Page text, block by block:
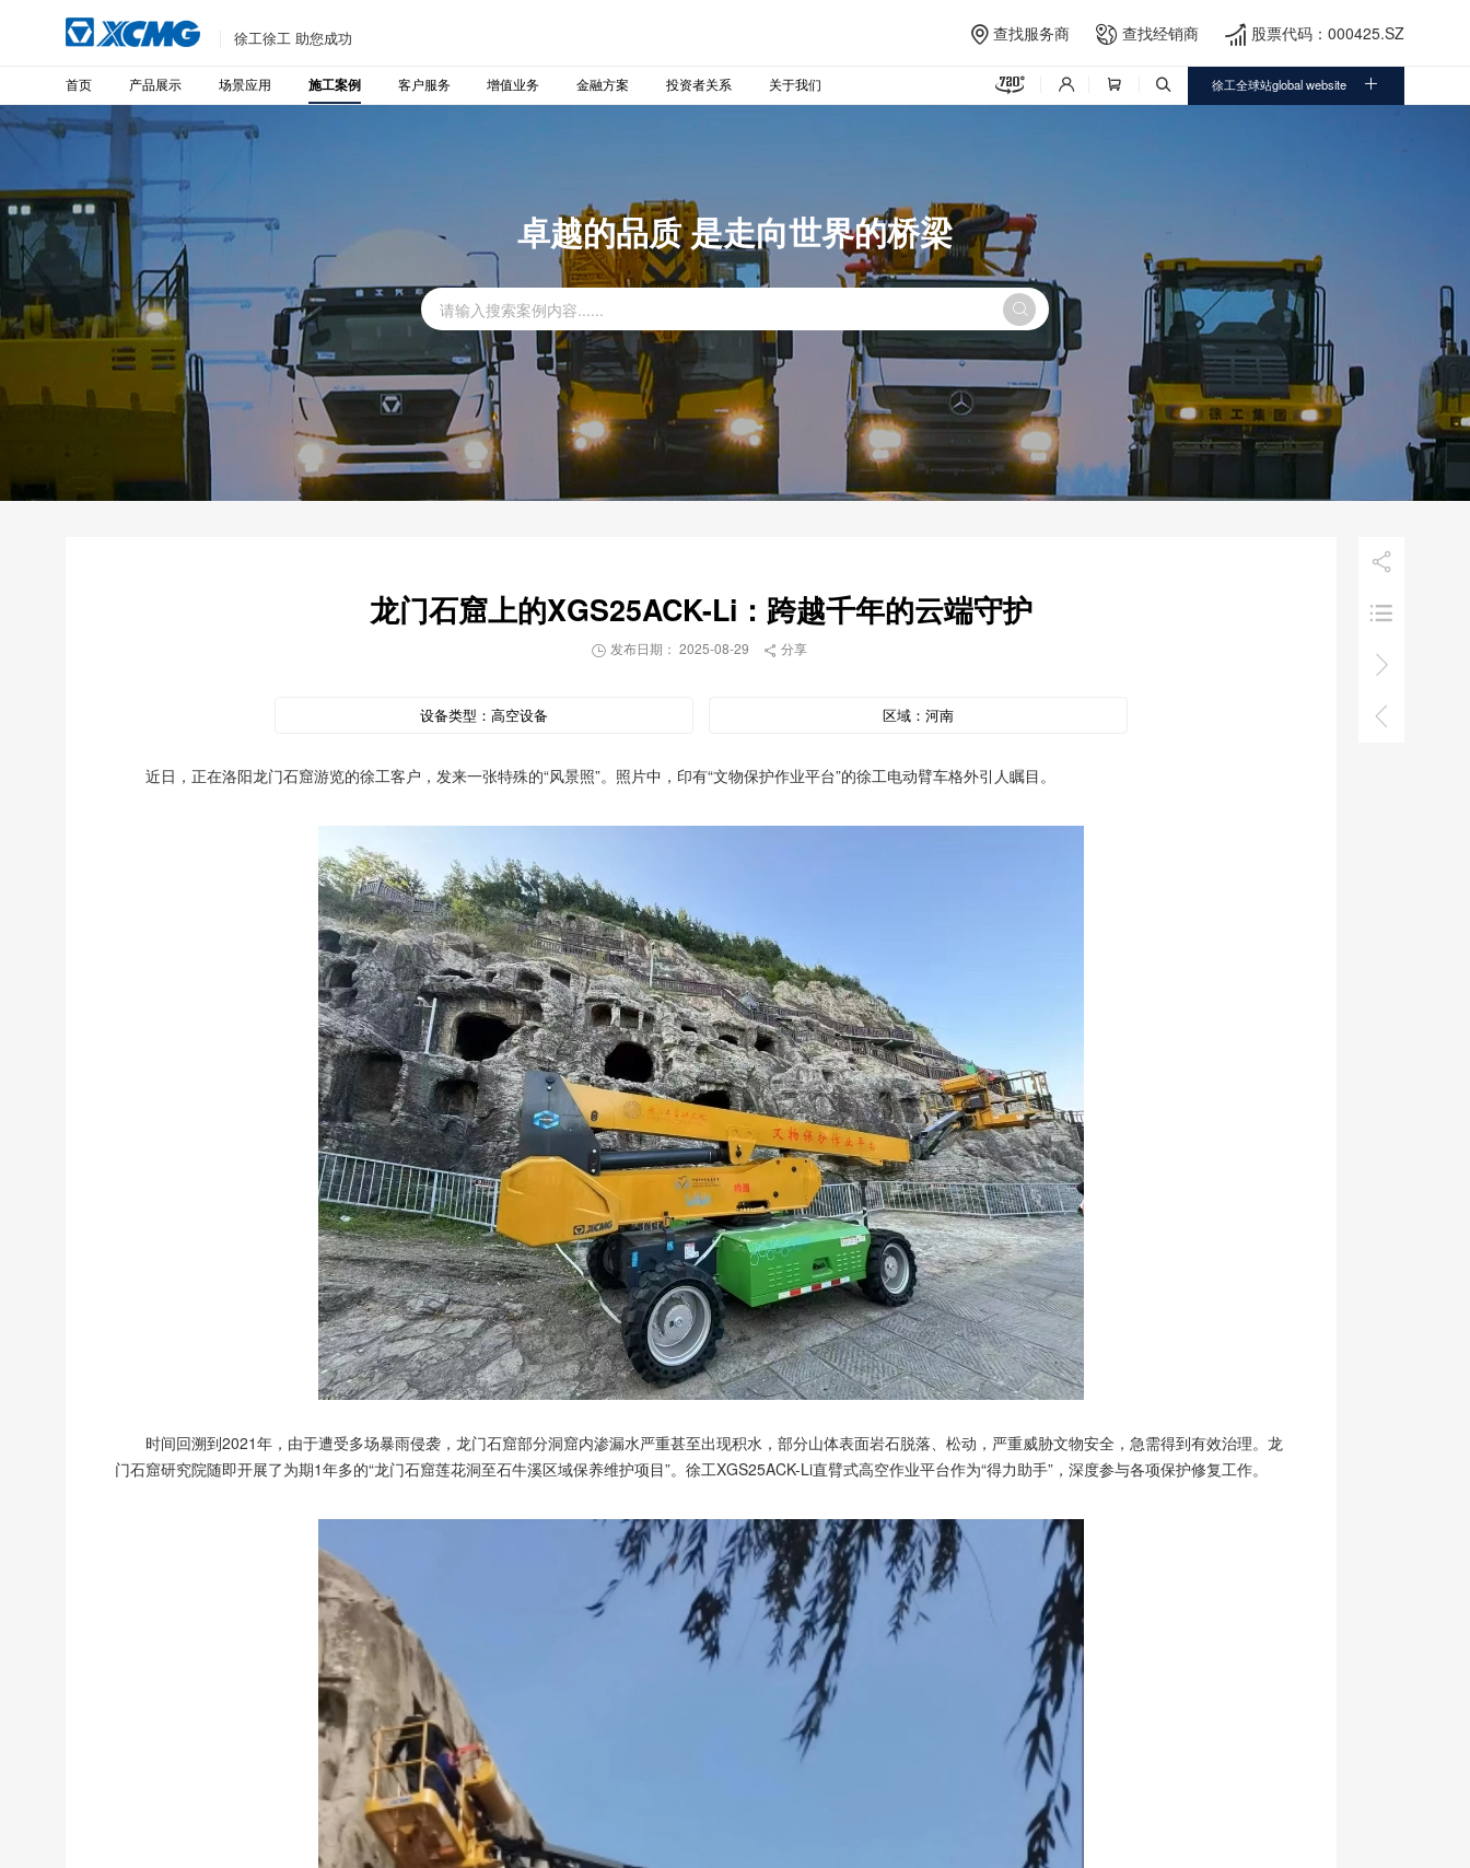
徐工徐工 助您成功  查找服务商  查找经销商  股票代码：000425.SZ
首页 产品展示 场景应用 施工案例 客户服务 增值业务 金融方案 投资者关系 关于我们     徐工全球站global website 
卓越的品质 是走向世界的桥梁





龙门石窟上的XGS25ACK-Li：跨越千年的云端守护
 发布日期： 2025-08-29  分享
设备类型：高空设备 区域：河南
近日，正在洛阳龙门石窟游览的徐工客户，发来一张特殊的“风景照”。照片中，印有“文物保护作业平台”的徐工电动臂车格外引人瞩目。
时间回溯到2021年，由于遭受多场暴雨侵袭，龙门石窟部分洞窟内渗漏水严重甚至出现积水，部分山体表面岩石脱落、松动，严重威胁文物安全，急需得到有效治理。龙
门石窟研究院随即开展了为期1年多的“龙门石窟莲花洞至石牛溪区域保养维护项目”。徐工XGS25ACK-Li直臂式高空作业平台作为“得力助手”，深度参与各项保护修复工作。